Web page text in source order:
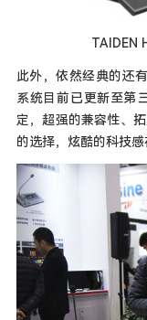
TAIDEN
此外，依然经典的还
系统目前已更新至第
定，超强的兼容性、
的选择，炫酷的科技感